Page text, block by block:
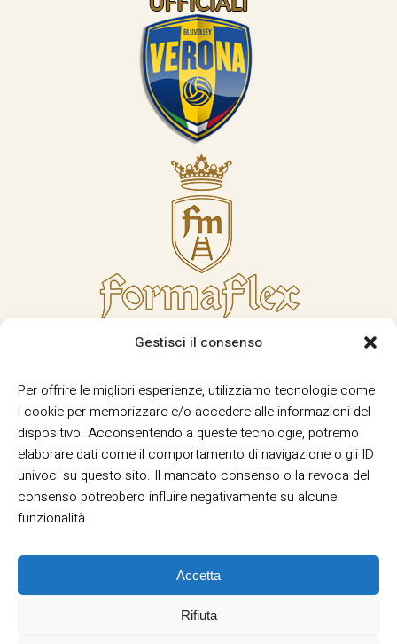
Gestisci il consenso
Per offrire le migliori esperienze, utilizziamo tecnologie come
i cookie per memorizzare e/o accedere alle informazioni del
dispositivo. Acconsentendo a queste tecnologie, potremo
elaborare dati come il comportamento di navigazione o gli ID
univoci su questo sito. Il mancato consenso o la revoca del
consenso potrebbero influire negativamente su alcune
funzionalità.
Accetta
Rifiuta
Privacy